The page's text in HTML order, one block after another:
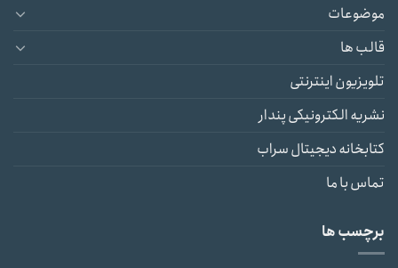
موضوعات
قالب ها
تلویزیون اینترنتی
نشریه الکترونیکی پندار
کتابخانه دیجیتال سراب
تماس با ما
برچسب ها